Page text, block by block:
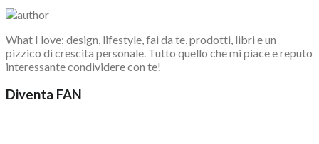
What I love: design, lifestyle, fai da te, prodotti, libri e un
pizzico di crescita personale. Tutto quello che mi piace e reputo
interessante condividere con te!
Diventa FAN